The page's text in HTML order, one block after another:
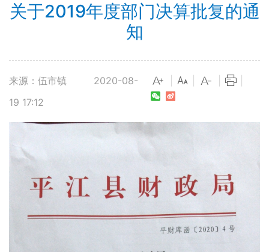
关于2019年度部门决算批复的通
知
来源：伍市镇
2020-08-
19 17:12